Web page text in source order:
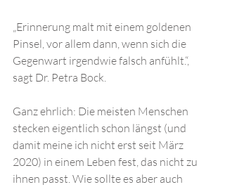
„Erinnerung malt mit einem goldenen
Pinsel, vor allem dann, wenn sich die
Gegenwart irgendwie falsch anfühlt.“,
sagt Dr. Petra Bock.
Ganz ehrlich: Die meisten Menschen
stecken eigentlich schon längst (und
damit meine ich nicht erst seit März
2020) in einem Leben fest, das nicht zu
ihnen passt. Wie sollte es aber auch